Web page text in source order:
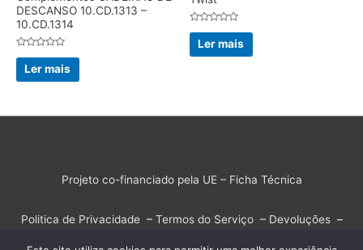
DESCANSO 10.CD.1313 –
10.CD.1314
Avaliação
de
5
Ler mais
Avaliação
de
5
Ler mais
Projeto co-financiado pela UE – Ficha Técnica
Politica de Privacidade– Termos do Serviço– Devoluções–